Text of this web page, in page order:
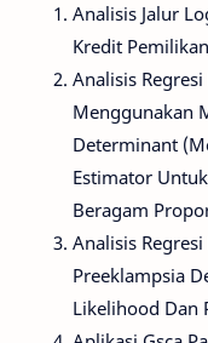
Analisis Jalur
Kredit
Analisis
Menggunakan
Determinant
Estimator
Beragam
Analisis
Preeklampsia
Likelihood Dan